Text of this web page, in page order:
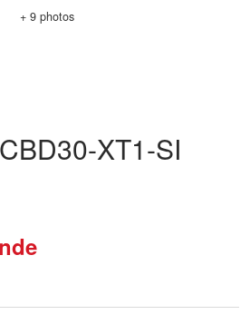
+ 9 photos
CBD30-XT1-SI